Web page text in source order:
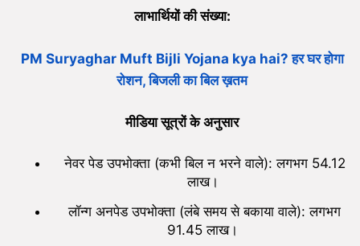
लाभार्थियों की संख्या:
PM Suryaghar Muft Bijli Yojana kya hai? हर घर होगा
रोशन, बिजली का बिल ख़तम
मीडिया सूत्रों के अनुसार
नेवर पेड उपभोक्ता (कभी बिल न भरने वाले): लगभग 54.12
लाख।
लॉन्ग अनपेड उपभोक्ता (लंबे समय से बकाया वाले): लगभग
91.45 लाख।